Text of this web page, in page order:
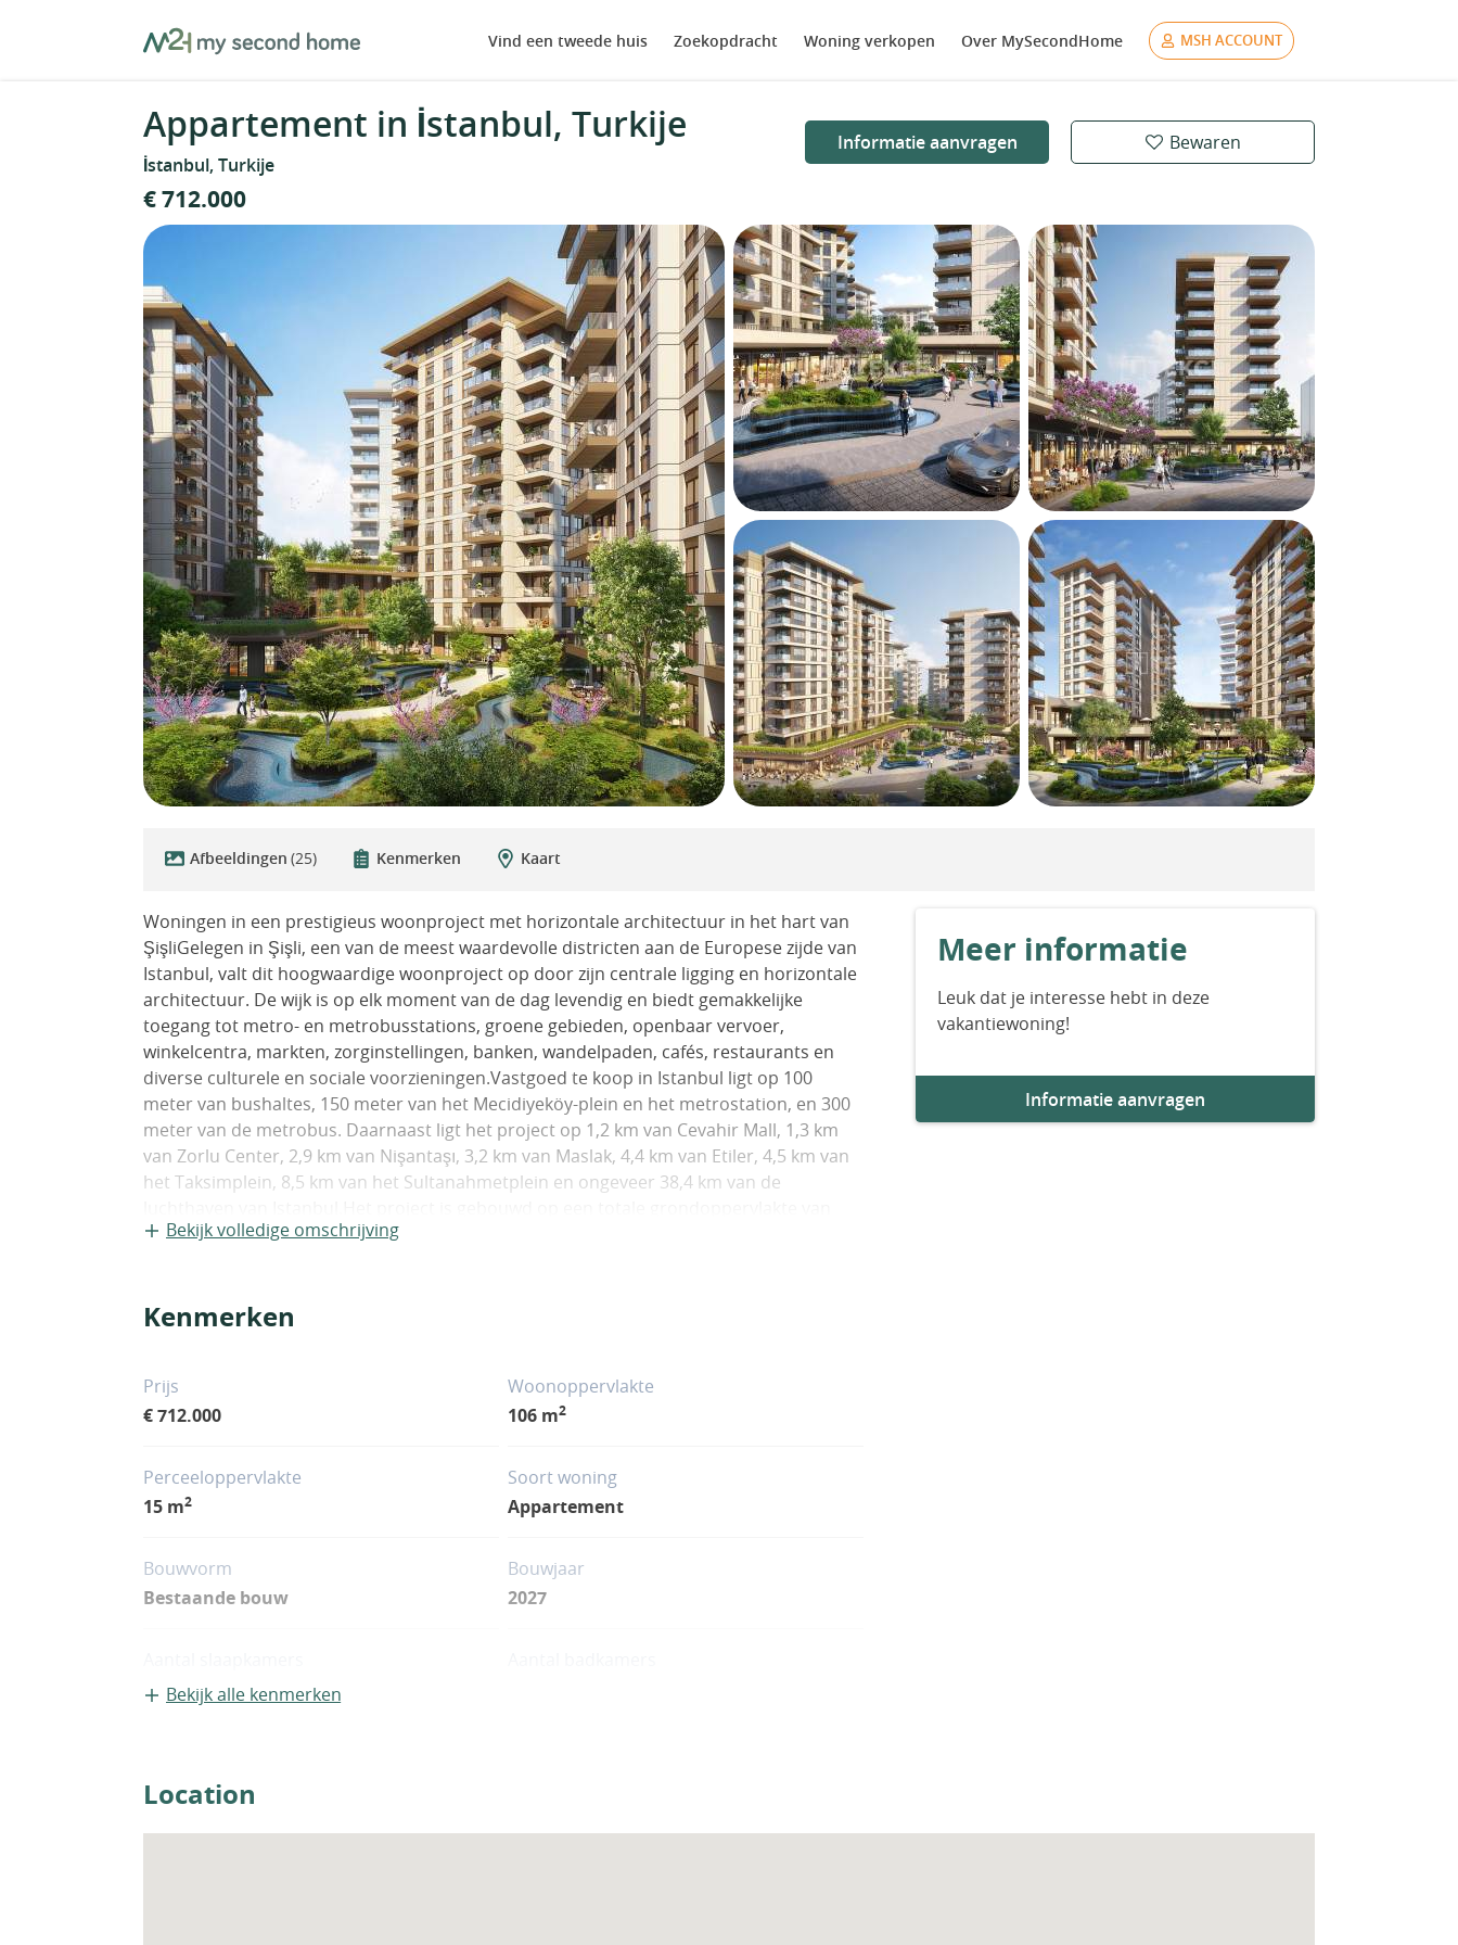
MySecondHome Vind een tweede huis Zoekopdracht Woning verkopen Over MySecondHome MSH ACCOUNT
Appartement in İstanbul, Turkije
İstanbul, Turkije
Informatie aanvragen Bewaren
€ 712.000
Afbeeldingen (25) Kenmerken Kaart
Woningen in een prestigieus woonproject met horizontale architectuur in het hart van
ŞişliGelegen in Şişli, een van de meest waardevolle districten aan de Europese zijde van
Istanbul, valt dit hoogwaardige woonproject op door zijn centrale ligging en horizontale
architectuur. De wijk is op elk moment van de dag levendig en biedt gemakkelijke
toegang tot metro- en metrobusstations, groene gebieden, openbaar vervoer,
winkelcentra, markten, zorginstellingen, banken, wandelpaden, cafés, restaurants en
diverse culturele en sociale voorzieningen.Vastgoed te koop in Istanbul ligt op 100
meter van bushaltes, 150 meter van het Mecidiyeköy-plein en het metrostation, en 300
meter van de metrobus. Daarnaast ligt het project op 1,2 km van Cevahir Mall, 1,3 km
van Zorlu Center, 2,9 km van Nişantaşı, 3,2 km van Maslak, 4,4 km van Etiler, 4,5 km van
het Taksimplein, 8,5 km van het Sultanahmetplein en ongeveer 38,4 km van de
15.000 m² en bestaat uit zes blokken met elk 11 verdiepingen en in totaal 321
spa, Turks bad, fitnessruimte, sierzwembaden, wandelpaden, cafés en winkelruimtes.
moderne en comfortabele levensstijl en zijn uitgerust met stalen toegangsdeuren,
laminaat- en keramische vloeren, massieve keukenkasten, inbouwkeukenapparatuur,
een centrale satellietinfrastructuur. IST-01770
Bekijk volledige omschrijving
Kenmerken
Prijs
€ 712.000
Woonoppervlakte
106 m2
Perceeloppervlakte
15 m2
Soort woning
Appartement
Bouwvorm
Bestaande bouw
Bouwjaar
2027
2
Airco
Zwembad
Bekijk alle kenmerken
Meer informatie
Leuk dat je interesse hebt in deze
vakantiewoning!
Informatie aanvragen
Location